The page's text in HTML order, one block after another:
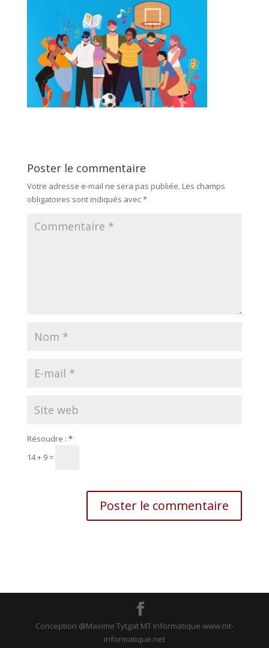
Poster le commentaire
Votre adresse e-mail ne sera pas publiée. Les champs
obligatoires sont indiqués avec*
Résoudre : *
14 + 9 =
Conception @Maxime Tytgat MT Informatique www.mt-
informatique.net